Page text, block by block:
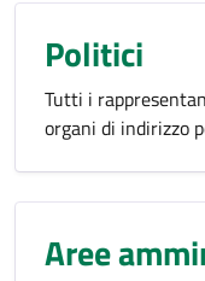
Politici
Tutti i
organi di indirizzo
Aree